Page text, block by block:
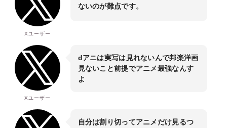
Xユーザー
ないのが難点です。
Xユーザー
dアニは実写は見れないんで邦楽洋画
見ないこと前提でアニメ最強なんす
よ
自分は割り切ってアニメだけ見るつ